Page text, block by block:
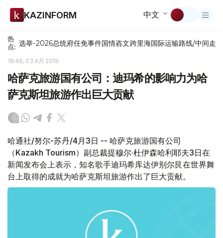
KAZINFORM 中文
热
点: 选举-2026总统府任免事件国情咨文跨里海国际运输路线/中间走廊
18:46, 03 4月 2019
哈萨克旅游国有公司：迪玛希的影响力为哈
萨克斯坦旅游作出巨大贡献
哈通社/努尔-苏丹/4月3日 -- 哈萨克旅游国有公司
（Kazakh Tourism）副总裁提穆尔·杜伊森哈利耶夫3日在
新闻发布会上表示，知名歌手迪玛希库达伊别尔艮在世界舞
台上取得的成就为哈萨克斯坦旅游作出了巨大贡献。